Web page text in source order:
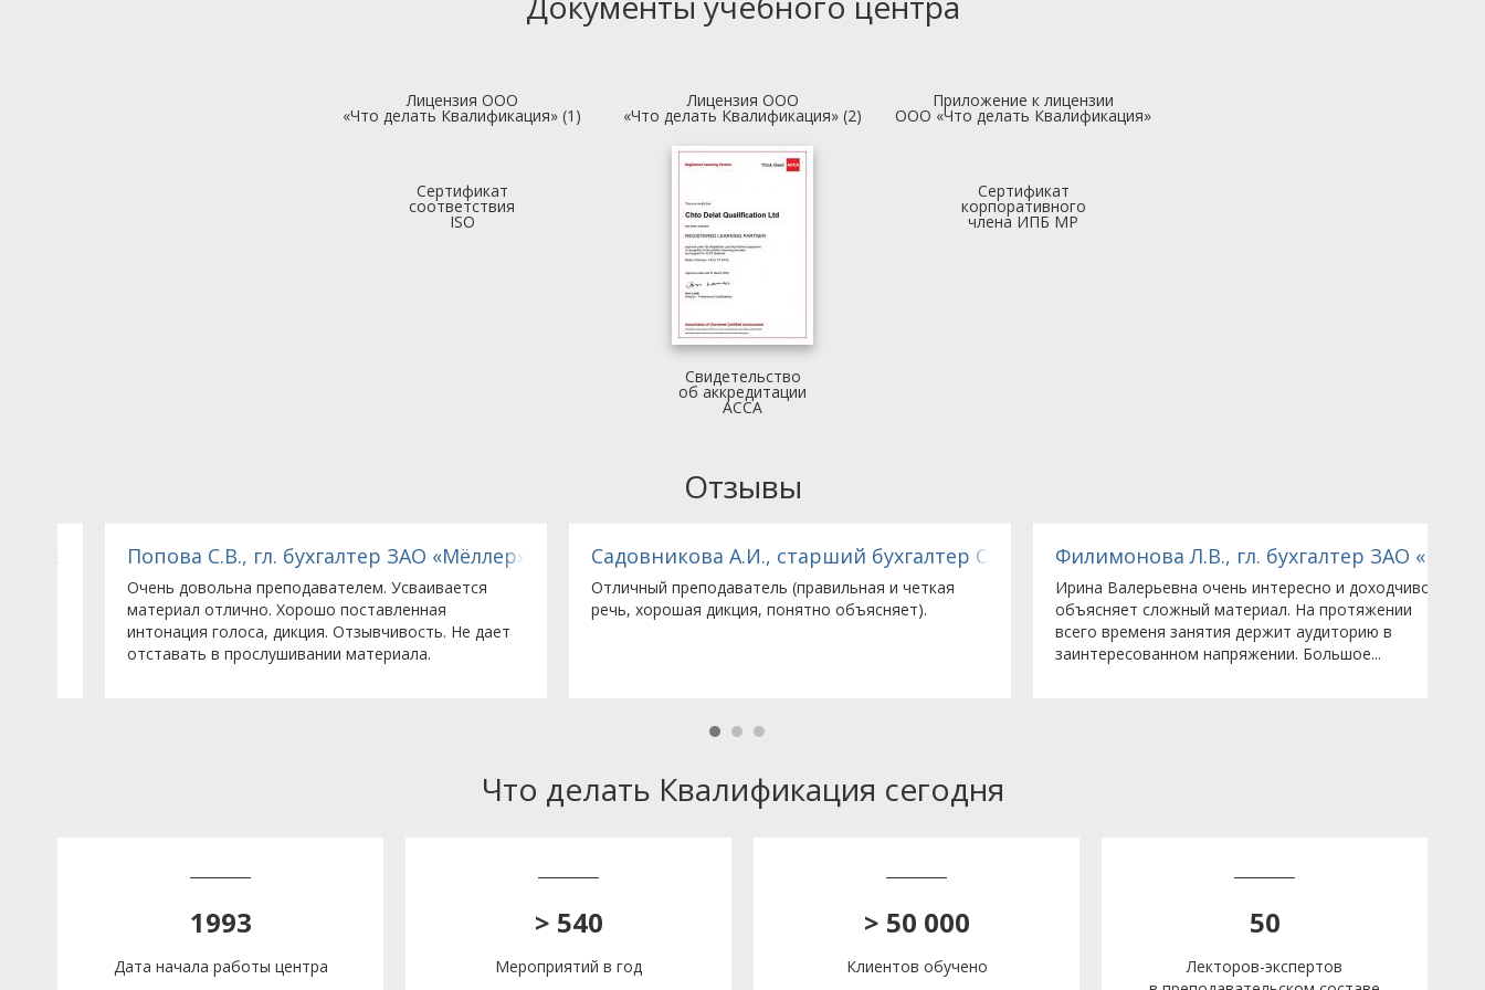
Лицензия ООО
«Что делать Квалификация» (1)
Лицензия ООО
«Что делать Квалификация» (2)
Приложение к лицензии
ООО «Что делать Квалификация»
Сертификат
соответствия
ISO
Свидетельство
об аккредитации
АССА
Сертификат
корпоративного
члена ИПБ МР
Отзывы
Лимитед (Великобритания), представительство компании с ограниченной ответственностью в г.Москве
Попова С.В., гл. бухгалтер ЗАО «Мёллер»
Очень довольна преподавателем. Усваивается
материал отлично. Хорошо поставленная
интонация голоса, дикция. Отзывчивость. Не дает
отставать в прослушивании материала.
Садовникова А.И., старший бухгалтер ООО «Зульцер Пампс Рус (Sulzer Pumps Rus, LLC)»
Отличный преподаватель (правильная и четкая
речь, хорошая дикция, понятно объясняет).
Филимонова Л.В., гл. бухгалтер ЗАО «РТСофт»
Ирина Валерьевна очень интересно и доходчиво
объясняет сложный материал. На протяжении
всего временя занятия держит аудиторию в
заинтересованном напряжении. Большое...
Что делать Квалификация сегодня
1993
Дата начала работы центра
> 540
Мероприятий в год
> 50 000
Клиентов обучено
50
Лекторов-экспертов